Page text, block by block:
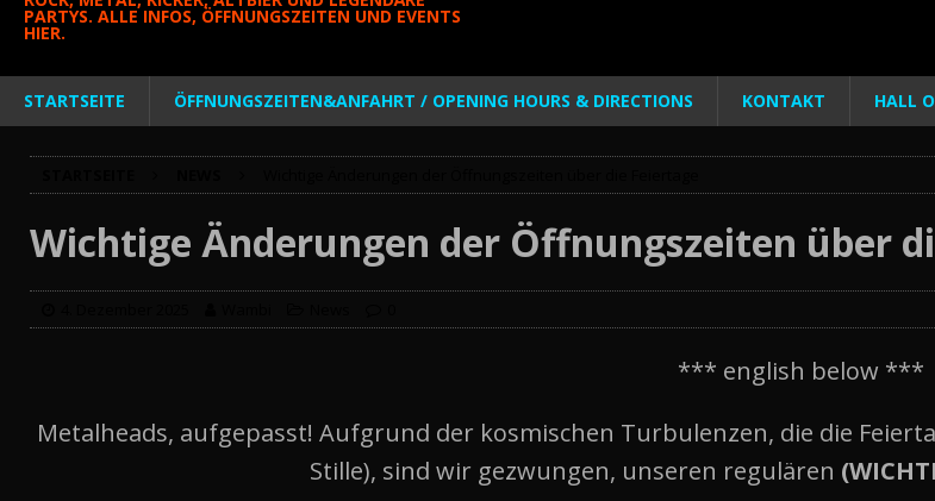
PARTYS. ALLE INFOS, ÖFFNUNGSZEITEN UND EVENTS
HIER.
STARTSEITE ÖFFNUNGSZEITEN&ANFAHRT / OPENING HOURS & DIRECTIONS KONTAKT HALL
Wichtige Änderungen der Öffnungszeiten über
*** english below ***
Metalheads, aufgepasst! Aufgrund der kosmischen Turbulenzen, die die
Stille), sind wir gezwungen, unseren regulären